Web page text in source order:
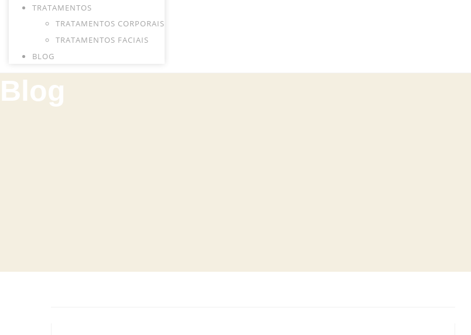
TRATAMENTOS
TRATAMENTOS CORPORAIS
TRATAMENTOS FACIAIS
BLOG
Blog